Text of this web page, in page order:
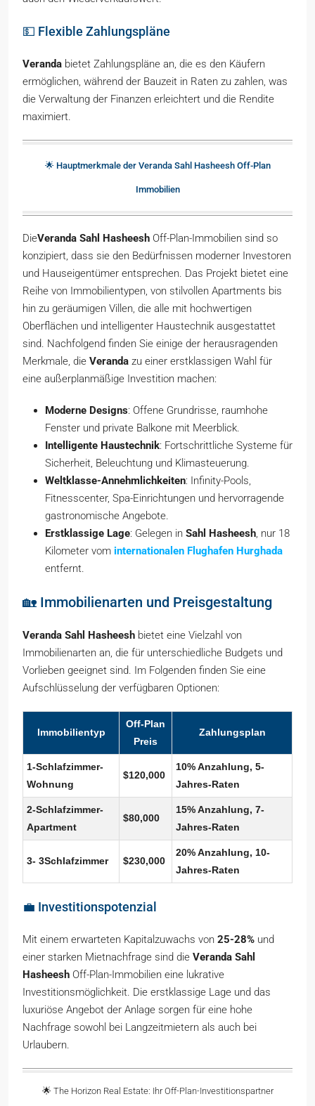
💵 Flexible Zahlungspläne
Veranda bietet Zahlungspläne an, die es den Käufern
ermöglichen, während der Bauzeit in Raten zu zahlen, was
die Verwaltung der Finanzen erleichtert und die Rendite
maximiert.
🌟 Hauptmerkmale der Veranda Sahl Hasheesh Off-Plan
Immobilien
DieVeranda Sahl Hasheesh Off-Plan-Immobilien sind so
konzipiert, dass sie den Bedürfnissen moderner Investoren
und Hauseigentümer entsprechen. Das Projekt bietet eine
Reihe von Immobilientypen, von stilvollen Apartments bis
hin zu geräumigen Villen, die alle mit hochwertigen
Oberflächen und intelligenter Haustechnik ausgestattet
sind. Nachfolgend finden Sie einige der herausragenden
Merkmale, die Veranda zu einer erstklassigen Wahl für
eine außerplanmäßige Investition machen:
Moderne Designs: Offene Grundrisse, raumhohe
Fenster und private Balkone mit Meerblick.
Intelligente Haustechnik: Fortschrittliche Systeme für
Sicherheit, Beleuchtung und Klimasteuerung.
Weltklasse-Annehmlichkeiten: Infinity-Pools,
Fitnesscenter, Spa-Einrichtungen und hervorragende
gastronomische Angebote.
Erstklassige Lage: Gelegen in Sahl Hasheesh, nur 18
Kilometer vom internationalen Flughafen Hurghada
entfernt.
🏡 Immobilienarten und Preisgestaltung
Veranda Sahl Hasheesh bietet eine Vielzahl von
Immobilienarten an, die für unterschiedliche Budgets und
Vorlieben geeignet sind. Im Folgenden finden Sie eine
Aufschlüsselung der verfügbaren Optionen:
Immobilientyp
Off-Plan
Preis
Zahlungsplan
1-Schlafzimmer-
Wohnung
$120,000
10% Anzahlung, 5-
Jahres-Raten
2-Schlafzimmer-
Apartment
$80,000
15% Anzahlung, 7-
Jahres-Raten
3- 3Schlafzimmer $230,000
20% Anzahlung, 10-
Jahres-Raten
💼 Investitionspotenzial
Mit einem erwarteten Kapitalzuwachs von 25-28% und
einer starken Mietnachfrage sind die Veranda Sahl
Hasheesh Off-Plan-Immobilien eine lukrative
Investitionsmöglichkeit. Die erstklassige Lage und das
luxuriöse Angebot der Anlage sorgen für eine hohe
Nachfrage sowohl bei Langzeitmietern als auch bei
Urlaubern.
🌟 The Horizon Real Estate: Ihr Off-Plan-Investitionspartner